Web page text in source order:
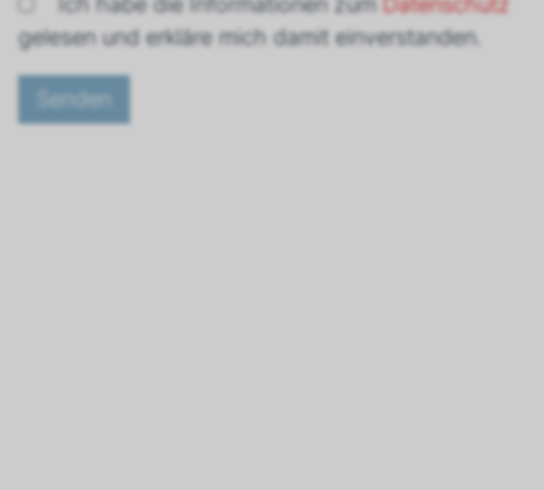
gelesen und erkläre mich damit einverstanden.